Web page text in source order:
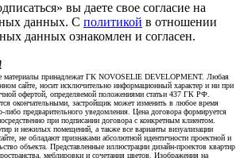
вы даете свое согласие на
данных. С политикой в отношении
данных ознакомлен и согласен.
материалы принадлежат ГК NOVOSELIE DEVELOPMENT. Любая
сайте, носит исключительно информационный характер и ни при
офертой, определяемой положениями статьи 437 ГК РФ.
окончательными, застройщик может изменить в любое время
либо предварительного уведомления. Цена договора формируется
при подписании договора с конкретным клиентом.
и нежилых помещений, а также все варианты визуализации
не обладают признаками абсолютной идентичности проектной и
объекта. Представленные иллюстрации дизайн-проектов квартир
меблировки и сочетания цветов. Изображения на